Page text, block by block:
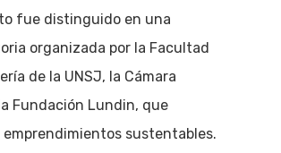
fue distinguido en una
organizada por la Facultad
de la UNSJ, la Cámara
Fundación Lundin, que
sustentables.